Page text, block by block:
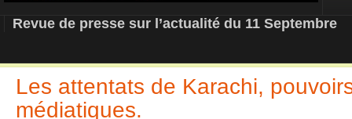
REOPEN911 – NEWS
Revue de presse sur l’actualité du 11 Septembre
Les attentats de Karachi,
médiatiques.